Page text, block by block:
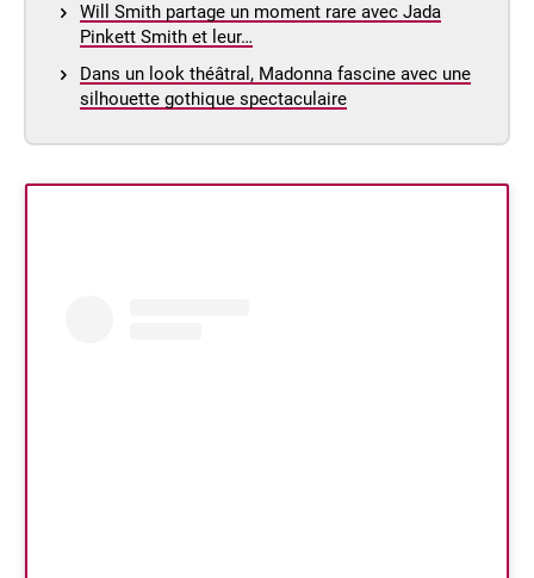
Will Smith partage un moment rare avec Jada
Pinkett Smith et leur…
Dans un look théâtral, Madonna fascine avec une
silhouette gothique spectaculaire